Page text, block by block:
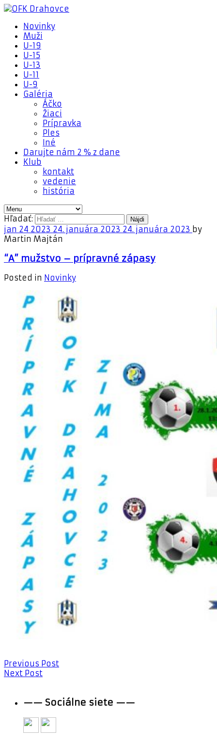
Novinky
Muži
U-19
U-15
U-13
U-11
U-9
Galéria
Áčko
Žiaci
Prípravka
Ples
Iné
Darujte nám 2 % z dane
Klub
kontakt
vedenie
história
Hľadať:
jan 24 2023 24. januára 2023 24. januára 2023 by
Martin Majtán
“A” mužstvo – prípravné zápasy
Posted in Novinky
Previous Post
Next Post
—— Sociálne siete ——